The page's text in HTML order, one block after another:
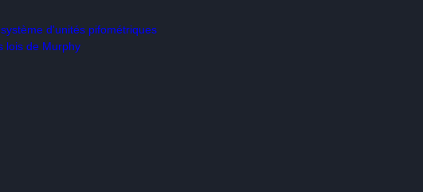
d'unités pifométriques
lois de Murphy